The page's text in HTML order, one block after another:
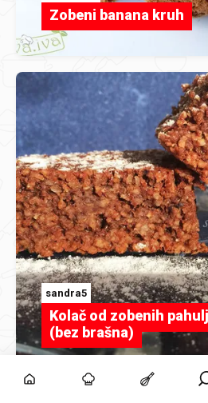
Zobeni banana kruh
sandra5
Kolač od zobenih
(bez brašna)